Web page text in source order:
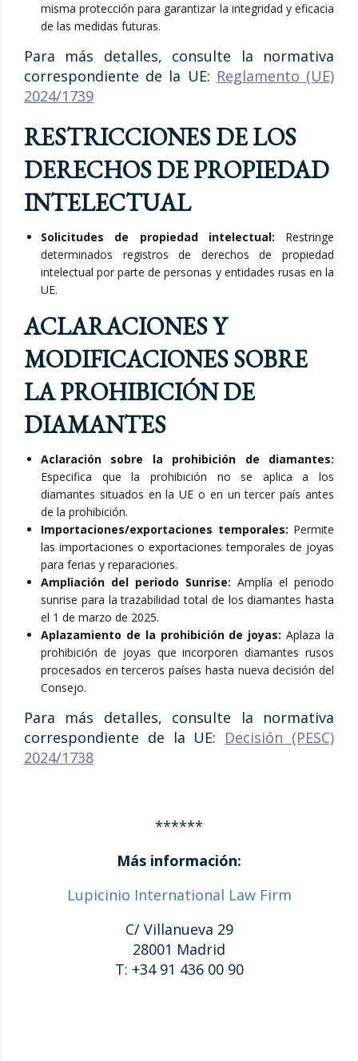
misma protección para garantizar la integridad y eficacia
de las medidas futuras.
Para más detalles, consulte la normativa
correspondiente de la UE: Reglamento (UE)
2024/1739
RESTRICCIONES DE LOS
DERECHOS DE PROPIEDAD
INTELECTUAL
Solicitudes de propiedad intelectual: Restringe
determinados registros de derechos de propiedad
intelectual por parte de personas y entidades rusas en la
UE.
ACLARACIONES Y
MODIFICACIONES SOBRE
LA PROHIBICIÓN DE
DIAMANTES
Aclaración sobre la prohibición de diamantes:
Especifica que la prohibición no se aplica a los
diamantes situados en la UE o en un tercer país antes
de la prohibición.
Importaciones/exportaciones temporales: Permite
las importaciones o exportaciones temporales de joyas
para ferias y reparaciones.
Ampliación del periodo Sunrise: Amplía el periodo
sunrise para la trazabilidad total de los diamantes hasta
el 1 de marzo de 2025.
Aplazamiento de la prohibición de joyas: Aplaza la
prohibición de joyas que incorporen diamantes rusos
procesados en terceros países hasta nueva decisión del
Consejo.
Para más detalles, consulte la normativa
correspondiente de la UE: Decisión (PESC)
2024/1738
******
Más información:
Lupicinio International Law Firm
C/ Villanueva 29
28001 Madrid
T: +34 91 436 00 90